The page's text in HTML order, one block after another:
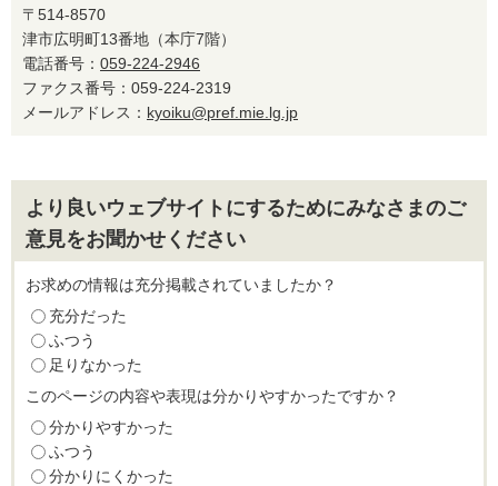
〒514-8570
津市広明町13番地（本庁7階）
電話番号： 059-224-2946
ファクス番号：059-224-2319
メールアドレス： kyoiku@pref.mie.lg.jp
より良いウェブサイトにするためにみなさまのご
意見をお聞かせください
お求めの情報は充分掲載されていましたか？
充分だった
ふつう
足りなかった
このページの内容や表現は分かりやすかったですか？
分かりやすかった
ふつう
分かりにくかった